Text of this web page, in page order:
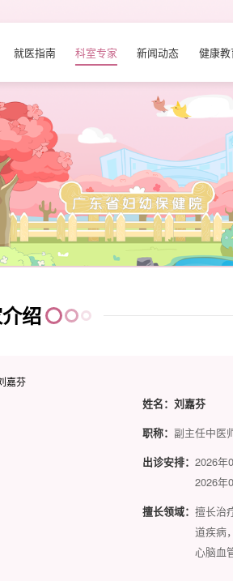
就医指南 科室专家 新闻动态 健康教
绍
姓名： 刘嘉芬
职称： 副主任中医
出诊安排： 2026年
2026年
擅长领域： 擅长治
道疾病
心脑血